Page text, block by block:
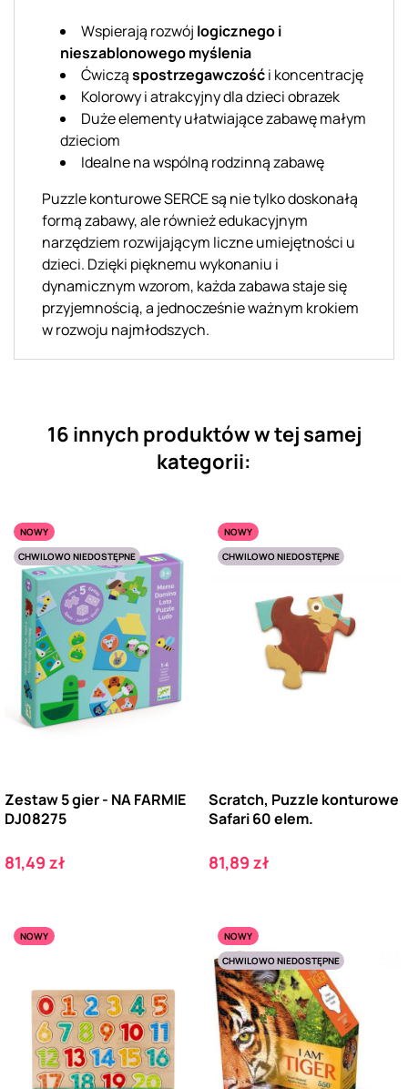
Wspierają rozwój logicznego i
nieszablonowego myślenia
Ćwicząspostrzegawczośći koncentrację
Kolorowy i atrakcyjny dla dzieci obrazek
Duże elementy ułatwiające zabawę małym
dzieciom
Idealne na wspólną rodzinną zabawę
Puzzle konturowe SERCE są nie tylko doskonałą
formą zabawy, ale również edukacyjnym
narzędziem rozwijającym liczne umiejętności u
dzieci. Dzięki pięknemu wykonaniu i
dynamicznym wzorom, każda zabawa staje się
przyjemnością, a jednocześnie ważnym krokiem
w rozwoju najmłodszych.
16 innych produktów w tej samej
kategorii:
NOWY
CHWILOWO NIEDOSTĘPNE
Zestaw 5 gier - NA FARMIE
DJ08275
Cena
81,49 zł
NOWY
CHWILOWO NIEDOSTĘPNE
Scratch, Puzzle konturowe
Safari 60 elem.
Cena
81,89 zł
NOWY
NOWY
CHWILOWO NIEDOSTĘPNE